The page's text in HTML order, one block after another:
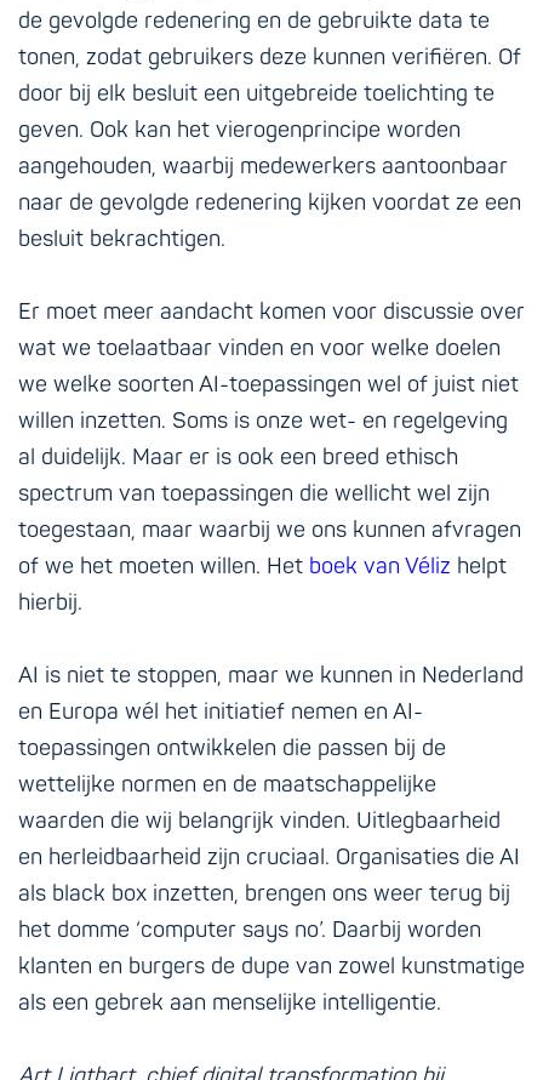
de gevolgde redenering en de gebruikte data te
tonen, zodat gebruikers deze kunnen verifiëren. Of
door bij elk besluit een uitgebreide toelichting te
geven. Ook kan het vierogenprincipe worden
aangehouden, waarbij medewerkers aantoonbaar
naar de gevolgde redenering kijken voordat ze een
besluit bekrachtigen.
Er moet meer aandacht komen voor discussie over
wat we toelaatbaar vinden en voor welke doelen
we welke soorten AI-toepassingen wel of juist niet
willen inzetten. Soms is onze wet- en regelgeving
al duidelijk. Maar er is ook een breed ethisch
spectrum van toepassingen die wellicht wel zijn
toegestaan, maar waarbij we ons kunnen afvragen
of we het moeten willen. Het boek van Véliz helpt
hierbij.
AI is niet te stoppen, maar we kunnen in Nederland
en Europa wél het initiatief nemen en AI-
toepassingen ontwikkelen die passen bij de
wettelijke normen en de maatschappelijke
waarden die wij belangrijk vinden. Uitlegbaarheid
en herleidbaarheid zijn cruciaal. Organisaties die AI
als black box inzetten, brengen ons weer terug bij
het domme ‘computer says no’. Daarbij worden
klanten en burgers de dupe van zowel kunstmatige
als een gebrek aan menselijke intelligentie.